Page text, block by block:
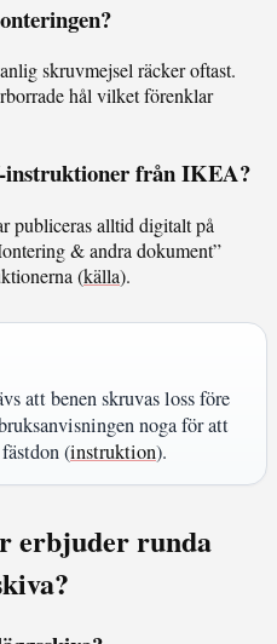
skruvmejsel räcker oftast.
hål vilket förenklar
instruktioner från IKEA?
publiceras alltid digitalt på
& andra dokument”
(källa).
att benen skruvas loss före
noga för att
(instruktion).
erbjuder runda